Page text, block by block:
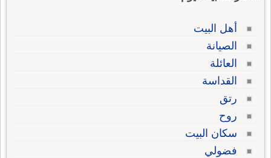
أهل البيت
الصيانة
العائلة
القداسة
رتق
روح
سكان البيت
فضولي